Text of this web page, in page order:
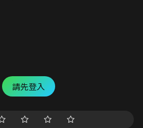
請先登入